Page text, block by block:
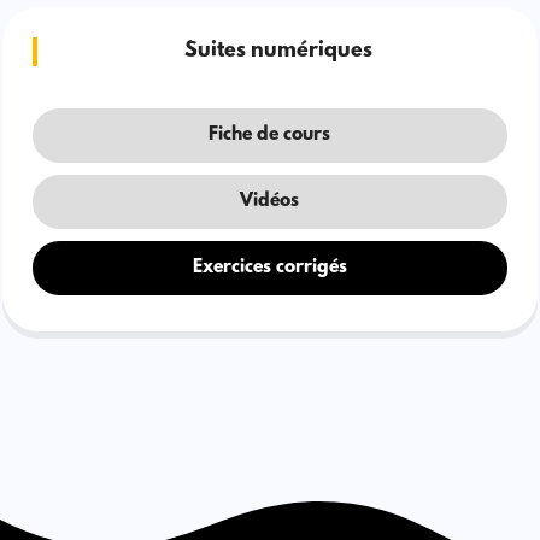
Suites numériques
Fiche de cours
Vidéos
Exercices corrigés